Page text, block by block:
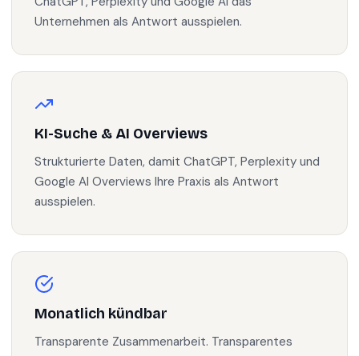
Unternehmen als Antwort ausspielen.
KI-Suche & AI Overviews
Strukturierte Daten, damit ChatGPT, Perplexity und
Google AI Overviews Ihre Praxis als Antwort
ausspielen.
Monatlich kündbar
Transparente Zusammenarbeit. Transparentes